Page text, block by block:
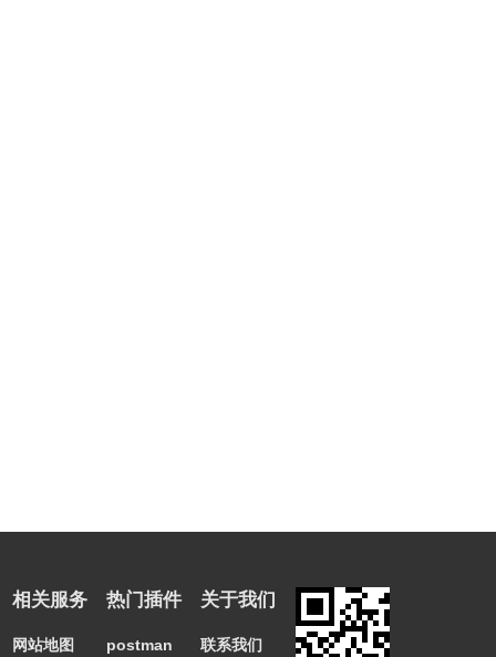
相关服务
网站地图
热门插件
postman
关于我们
联系我们